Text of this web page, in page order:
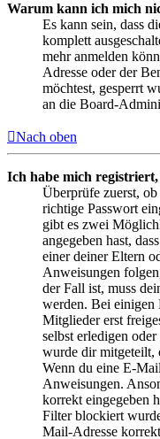
Warum kann ich mich
Es kann sein, dass
komplett
mehr anmelden
Adresse oder der
möchtest, gesperrt
an die Board-
Nach oben
Ich habe mich
Überprüfe zuerst,
richtige Passwort
gibt es zwei
angegeben hast,
einer deiner Eltern
Anweisungen
der Fall ist, muss
werden. Bei einigen
Mitglieder erst
selbst erledigen
wurde dir mitgeteilt,
Wenn du eine E-
Anweisungen.
korrekt eingegeben
Filter blockiert
Mail-Adresse